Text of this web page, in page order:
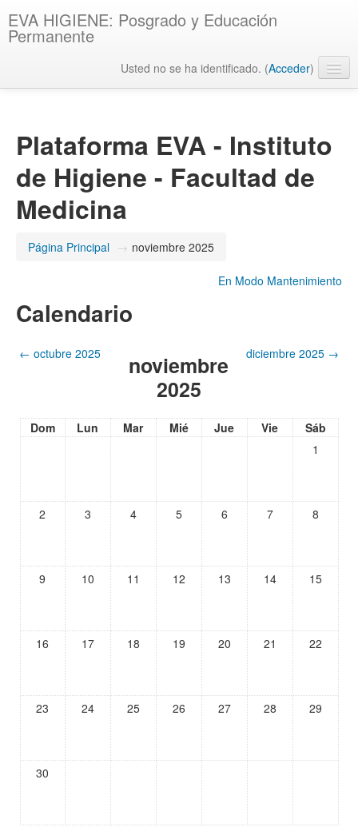
EVA HIGIENE: Posgrado y Educación
Permanente
Usted no se ha identificado. (Acceder)
Plataforma EVA - Instituto
de Higiene - Facultad de
Medicina
Página Principal → noviembre 2025
En Modo Mantenimiento
Calendario
← octubre 2025
noviembre
2025
diciembre 2025 →
Dom Lun Mar Mié Jue Vie
Sáb
1
2 3 4 5 6 7 8
9 10 11 12 13 14 15
16 17 18 19 20 21 22
23 24 25 26 27 28 29
30